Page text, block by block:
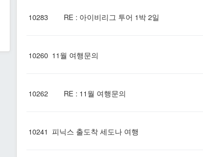
10283 RE : 아이비리그 투어 1박 2일
10260 11월 여행문의
10262 RE : 11월 여행문의
10241 피닉스 출도착 세도나 여행